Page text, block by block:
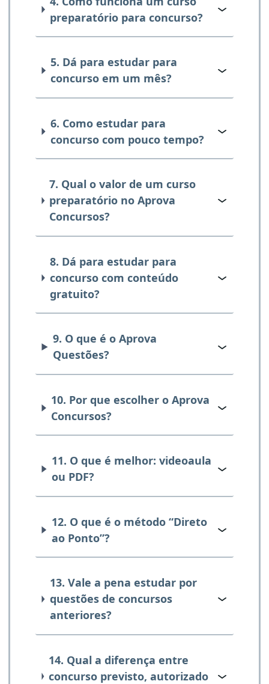
preparatório para concurso?
5. Dá para estudar para
concurso em um mês?
6. Como estudar para
concurso com pouco tempo?
7. Qual o valor de um curso
preparatório no Aprova
Concursos?
8. Dá para estudar para
concurso com conteúdo
gratuito?
9. O que é o Aprova
Questões?
10. Por que escolher o Aprova
Concursos?
11. O que é melhor: videoaula
ou PDF?
12. O que é o método “Direto
ao Ponto”?
13. Vale a pena estudar por
questões de concursos
anteriores?
14. Qual a diferença entre
concurso previsto, autorizado